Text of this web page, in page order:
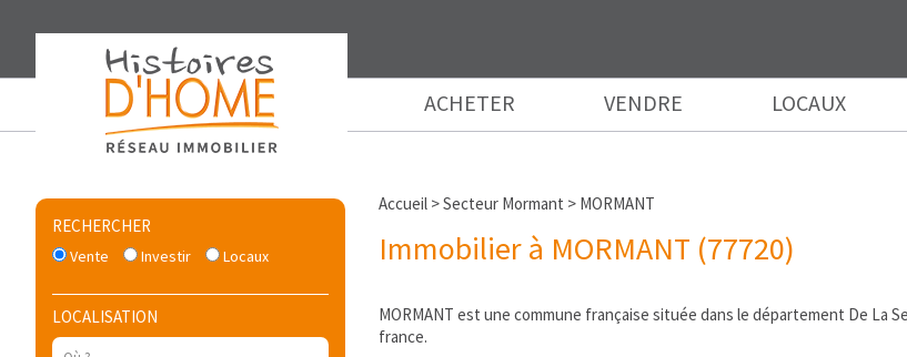
ACHETER VENDRE LOCAUX
RECHERCHER
Vente Investir Locaux
LOCALISATION
Accueil >Secteur Mormant > MORMANT
Immobilier à MORMANT (77720)
MORMANT est une commune française située dans le département De La
france.